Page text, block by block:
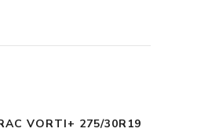
VORTI+ 275/30R19